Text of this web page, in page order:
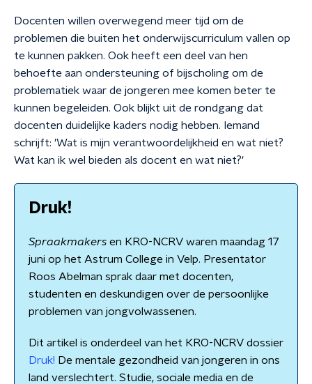
Docenten willen overwegend meer tijd om de
problemen die buiten het onderwijscurriculum vallen op
te kunnen pakken. Ook heeft een deel van hen
behoefte aan ondersteuning of bijscholing om de
problematiek waar de jongeren mee komen beter te
kunnen begeleiden. Ook blijkt uit de rondgang dat
docenten duidelijke kaders nodig hebben. Iemand
schrijft: 'Wat is mijn verantwoordelijkheid en wat niet?
Wat kan ik wel bieden als docent en wat niet?'
Druk!
Spraakmakers en KRO-NCRV waren maandag 17
juni op het Astrum College in Velp. Presentator
Roos Abelman sprak daar met docenten,
studenten en deskundigen over de persoonlijke
problemen van jongvolwassenen.
Dit artikel is onderdeel van het KRO-NCRV dossier
Druk! De mentale gezondheid van jongeren in ons
land verslechtert. Studie, sociale media en de